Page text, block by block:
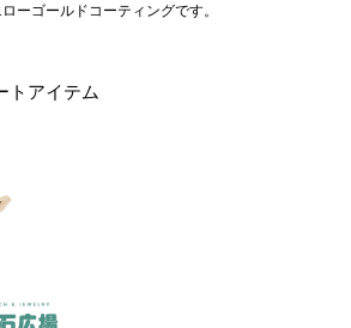
ーゴールドコーティングです。
トアイテム